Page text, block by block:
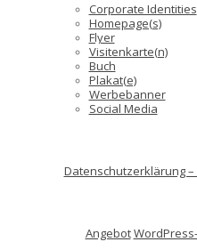
Corporate Identities
Homepage(s)
Flyer
Visitenkarte(n)
Buch
Plakat(e)
Werbebanner
Social Media
Datenschutzerklärung
Angebot